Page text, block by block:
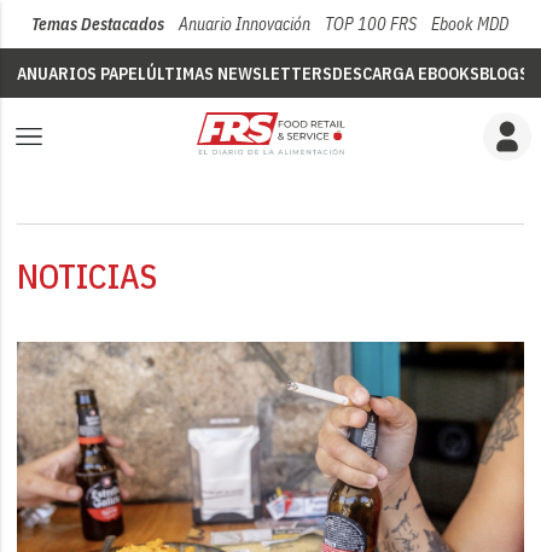
Temas Destacados Anuario Innovación TOP 100 FRS Ebook MDD
ANUARIOS PAPELÚLTIMAS NEWSLETTERSDESCARGA EBOOKSBLOGS
NOTICIAS